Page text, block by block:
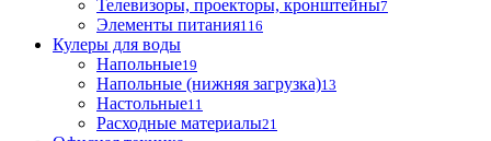
Телевизоры, проекторы, кронштейны7
Элементы питания116
Кулеры для воды
Напольные19
Напольные (нижняя загрузка)13
Настольные11
Расходные материалы21